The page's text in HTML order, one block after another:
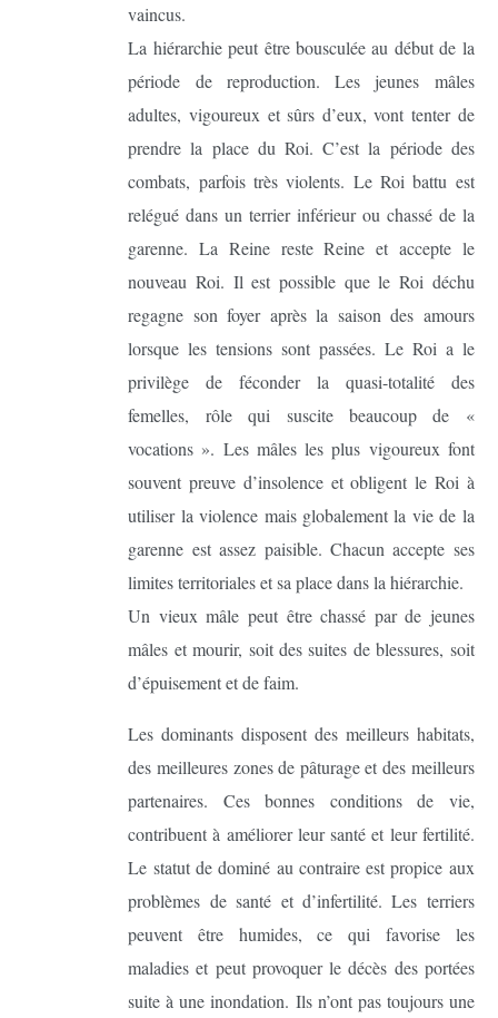
vaincus.
La hiérarchie peut être bousculée au début de la
période de reproduction. Les jeunes mâles
adultes, vigoureux et sûrs d’eux, vont tenter de
prendre la place du Roi. C’est la période des
combats, parfois très violents. Le Roi battu est
relégué dans un terrier inférieur ou chassé de la
garenne. La Reine reste Reine et accepte le
nouveau Roi. Il est possible que le Roi déchu
regagne son foyer après la saison des amours
lorsque les tensions sont passées. Le Roi a le
privilège de féconder la quasi-totalité des
femelles, rôle qui suscite beaucoup de «
vocations ». Les mâles les plus vigoureux font
souvent preuve d’insolence et obligent le Roi à
utiliser la violence mais globalement la vie de la
garenne est assez paisible. Chacun accepte ses
limites territoriales et sa place dans la hiérarchie.
Un vieux mâle peut être chassé par de jeunes
mâles et mourir, soit des suites de blessures, soit
d’épuisement et de faim.
Les dominants disposent des meilleurs habitats,
des meilleures zones de pâturage et des meilleurs
partenaires. Ces bonnes conditions de vie,
contribuent à améliorer leur santé et leur fertilité.
Le statut de dominé au contraire est propice aux
problèmes de santé et d’infertilité. Les terriers
peuvent être humides, ce qui favorise les
maladies et peut provoquer le décès des portées
suite à une inondation. Ils n’ont pas toujours une